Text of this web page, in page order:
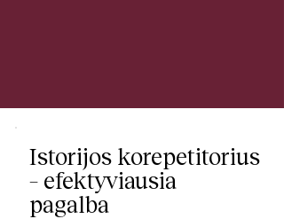
Istorijos korepetitorius
– efektyviausia
pagalba